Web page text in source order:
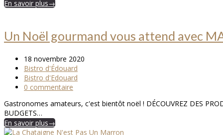
En savoir plus→
Un Noël gourmand vous attend avec
18 novembre 2020
Bistro d'Édouard
Bistro d'Edouard
0 commentaire
Gastronomes amateurs, c'est bientôt noël ! DÉCOUVREZ DES
BUDGETS…
En savoir plus→